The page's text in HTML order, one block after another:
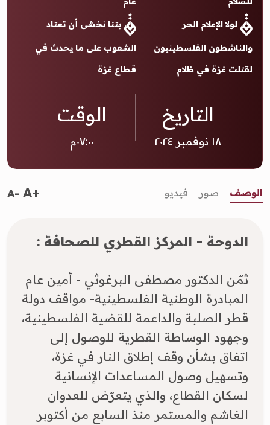
لولا الإعلام الحر
والناشطون الفلسطينيون
لقتلت غزة في ظلام
بتنا نخشى أن تعتاد
الشعوب على ما يحدث في
قطاع غزة
التاريخ
١٨ نوفمبر ٢٠٢٤
الوقت
٠٧:٠٠م
الوصف صور فيديو A- A+
الدوحة - المركز القطري للصحافة :
​ثمّن الدكتور مصطفى البرغوثي - أمين عام
المبادرة الوطنية الفلسطينية- مواقف دولة
قطر الصلبة والداعمة للقضية الفلسطينية،
وجهود الوساطة القطرية للوصول إلى
اتفاق بشأن وقف إطلاق النار في غزة،
وتسهيل وصول المساعدات الإنسانية
لسكان القطاع، والذي يتعرّض للعدوان
الغاشم والمستمر منذ السابع من أكتوبر